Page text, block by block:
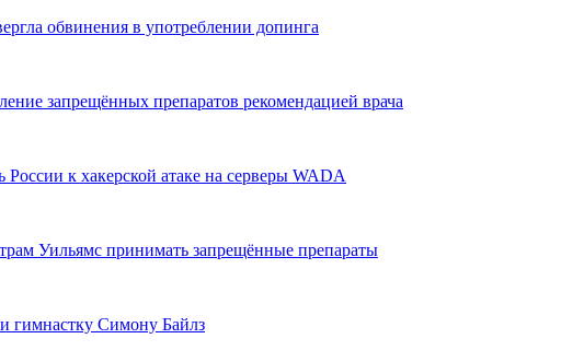
обвинения в употреблении допинга
запрещённых препаратов рекомендацией врача
к хакерской атаке на серверы WADA
Уильямс принимать запрещённые препараты
гимнастку Симону Байлз